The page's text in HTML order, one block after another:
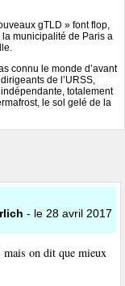
gTLD » font flop,
la municipalité de Paris a
connu le monde d’avant
de l’URSS,
totalement
le sol gelé de la
- le 28 avril 2017
mais on dit que mieux